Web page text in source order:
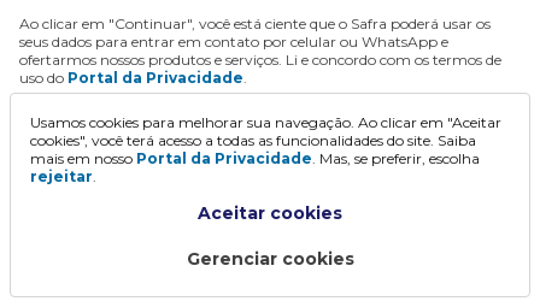
Ao clicar em "Continuar", você está ciente que o Safra poderá usar os
seus dados para entrar em contato por celular ou WhatsApp e
ofertarmos nossos produtos e serviços. Li e concordo com os termos de
uso do Portal da Privacidade.
Continuar
Usamos cookies para melhorar sua navegação. Ao clicar em "Aceitar
cookies", você terá acesso a todas as funcionalidades do site. Saiba
mais em nosso Portal da Privacidade. Mas, se preferir, escolha
rejeitar.
Aceitar cookies
Gerenciar cookies